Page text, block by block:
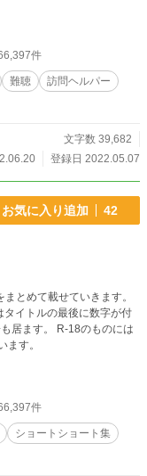
件
難聴
訪問ヘルパー
文字数 39,682
登録日 2022.05.07
お気に入り追加 42
とめて載せていきます。
イトルの最後に数字が付
18のものには
ます。
件
ショートショート集